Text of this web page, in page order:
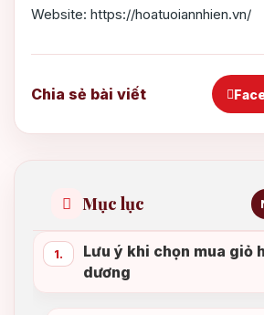
Website: https://hoatuoiannhien.vn/
Chia sẻ bài viết
Mục lục
1.
Lưu ý khi chọn mua giỏ
dương